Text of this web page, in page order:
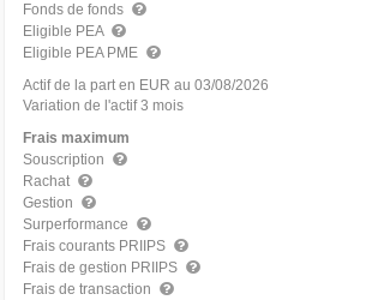
Fonds de fonds
Eligible PEA
Eligible PEA PME
Actif de la part en EUR au 03/08/2026
Variation de l'actif 3 mois
Frais maximum
Souscription
Rachat
Gestion
Surperformance
Frais courants PRIIPS
Frais de gestion PRIIPS
Frais de transaction